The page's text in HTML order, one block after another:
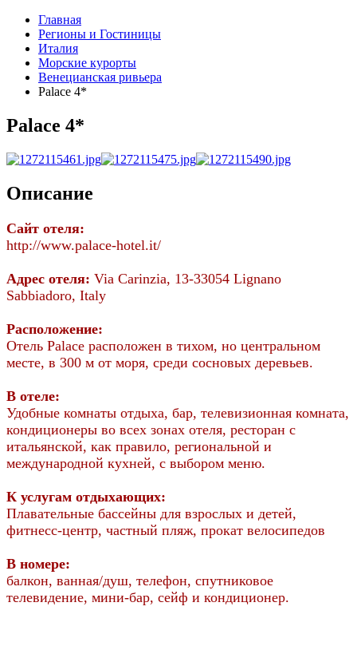
Главная
Регионы и Гостиницы
Италия
Морские курорты
Венецианская ривьера
Palace 4*
Palace 4*
Описание
Сайт отеля:
http://www.palace-hotel.it/
Адрес отеля: Via Carinzia, 13-33054 Lignano
Sabbiadoro, Italy
Расположение:
Отель Palace расположен в тихом, но центральном
месте, в 300 м от моря, среди сосновых деревьев.
В отеле:
Удобные комнаты отдыха, бар, телевизионная комната,
кондиционеры во всех зонах отеля, ресторан с
итальянской, как правило, региональной и
международной кухней, с выбором меню.
К услугам отдыхающих:
Плавательные бассейны для взрослых и детей,
фитнесс-центр, частный пляж, прокат велосипедов
В номере:
балкон, ванная/душ, телефон, спутниковое
телевидение, мини-бар, сейф и кондиционер.